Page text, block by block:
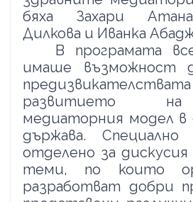
бяха Захари
Дилкова и Иванка
В програмата
имаше възможност
развитието
медиаторния модел
държава.
отделено за
теми, по които
разработват добри